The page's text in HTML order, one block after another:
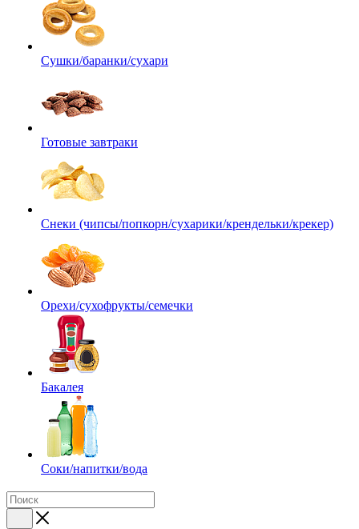
Сушки/баранки/сухари
Готовые завтраки
Снеки (чипсы/попкорн/сухарики/крендельки/крекер)
Орехи/сухофрукты/семечки
Бакалея
Соки/напитки/вода